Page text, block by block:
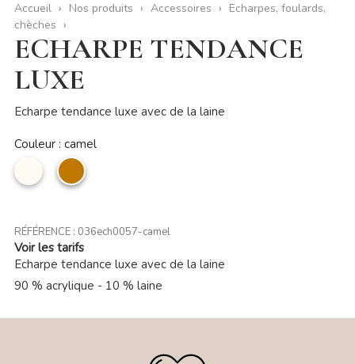
Accueil Nos produits Accessoires
Echarpes, foulards,
chèches
ECHARPE TENDANCE
LUXE
Echarpe tendance luxe avec de la laine
Couleur : camel
Beige camel
RÉFÉRENCE : 036ech0057-camel
Voir les tarifs
Echarpe tendance luxe avec de la laine
90 % acrylique - 10 % laine